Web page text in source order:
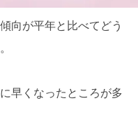
向が平年と比べてどう
早くなったところが多